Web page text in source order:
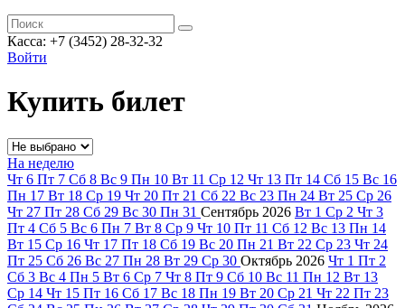
Касса: +7 (3452) 28-32-32
Войти
Купить билет
На неделю
Чт 6 Пт 7 Сб 8 Вс 9 Пн 10 Вт 11 Ср 12 Чт 13 Пт 14 Сб 15 Вс 16
Пн 17 Вт 18 Ср 19 Чт 20 Пт 21 Сб 22 Вс 23 Пн 24 Вт 25 Ср 26
Чт 27 Пт 28 Сб 29 Вс 30 Пн 31 Сентябрь 2026 Вт 1 Ср 2 Чт 3
Пт 4 Сб 5 Вс 6 Пн 7 Вт 8 Ср 9 Чт 10 Пт 11 Сб 12 Вс 13 Пн 14
Вт 15 Ср 16 Чт 17 Пт 18 Сб 19 Вс 20 Пн 21 Вт 22 Ср 23 Чт 24
Пт 25 Сб 26 Вс 27 Пн 28 Вт 29 Ср 30 Октябрь 2026 Чт 1 Пт 2
Сб 3 Вс 4 Пн 5 Вт 6 Ср 7 Чт 8 Пт 9 Сб 10 Вс 11 Пн 12 Вт 13
Ср 14 Чт 15 Пт 16 Сб 17 Вс 18 Пн 19 Вт 20 Ср 21 Чт 22 Пт 23